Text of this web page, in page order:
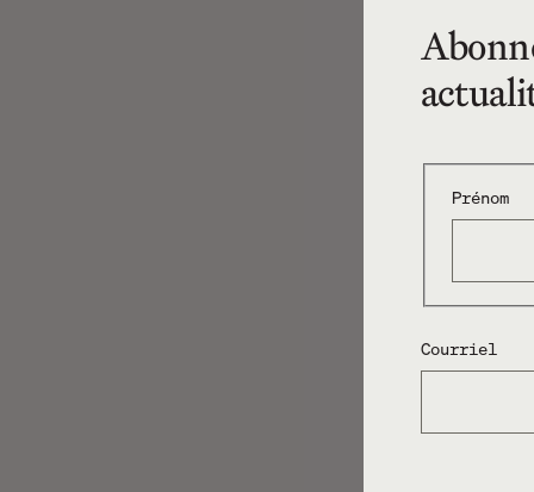
Prénom
Courriel